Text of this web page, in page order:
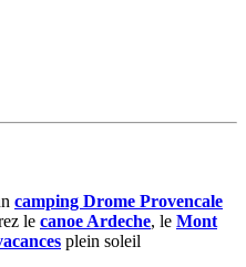
camping Drome Provencale
le canoe Ardeche, le Mont
plein soleil